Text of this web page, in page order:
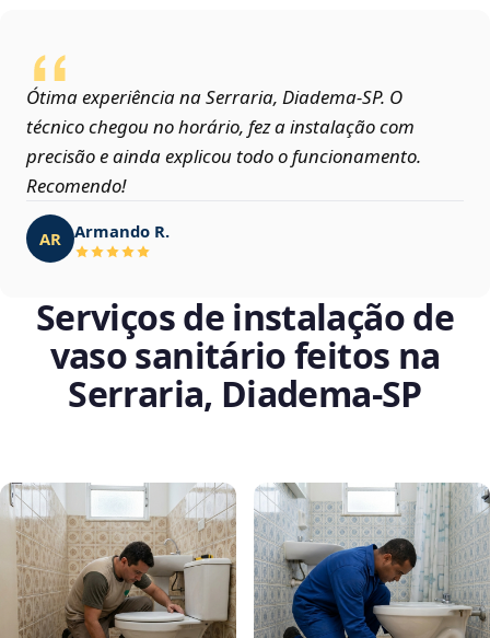
Ótima experiência na Serraria, Diadema‑SP. O
técnico chegou no horário, fez a instalação com
precisão e ainda explicou todo o funcionamento.
Recomendo!
AR Armando R.
Serviços de instalação de
vaso sanitário feitos na
Serraria, Diadema‑SP